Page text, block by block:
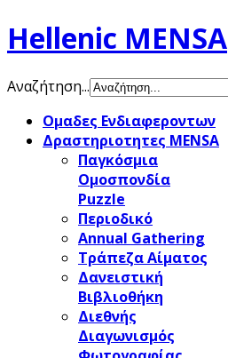
Hellenic MENSA
Αναζήτηση...
Ομαδες Ενδιαφεροντων
Δραστηριοτητες MENSA
Παγκόσμια
Ομοσπονδία
Puzzle
Περιοδικό
Annual Gathering
Τράπεζα Αίματος
Δανειστική
Βιβλιοθήκη
Διεθνής
Διαγωνισμός